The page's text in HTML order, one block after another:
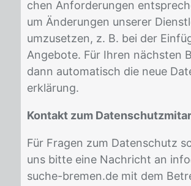
chen An­for­de­run­gen
um Ände­run­gen un­se­rer
um­zu­set­zen, z. B. bei der
An­ge­bo­te. Für Ih­ren nächs­ten
dann au­to­ma­tisch die neue
er­klä­rung.
Kontakt zum
Für Fra­gen zum Da­ten­schutz
uns bit­te eine Nach­richt an
su­che-bre­men.de mit dem